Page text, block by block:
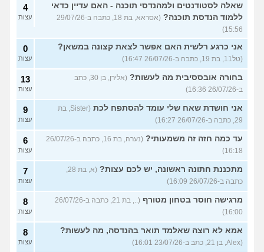
שאלה לסטודנטים ולמהנדסי תוכנה - האם עדיין כדאי
ללמוד הנדסת תוכנה?
(אסראא, בת 18, כתבה ב-29/07/26
15:56)
4
עצות
אני כרגע רלשית האם אפשר לצאת קצונה במשאן?
(טל11, בת 19, כתבה ב-26/07/26 16:47)
0
עצות
בחורה אובססיבית מה לעשות?
(אלירן, בן 30, כתב
ב-26/07/26 16:36)
13
עצות
אני חושדת שאח שלי עומד להסתפח לכת
(Sister, בת
29, כתבה ב-26/07/26 16:27)
9
עצות
עד כמה חזה זה משמעותי?
(נערה, בת 16, כתבה ב-26/07/26
16:18)
6
עצות
מתכננת חתונה ראשונה, יש לכם עצות?
(א, בת 28,
כתבה ב-26/07/26 16:09)
7
עצות
מרגישה חוסר בטחון מטורף
(.., בת 21, כתבה ב-26/07/26
16:00)
8
עצות
אמא לא רוצה שאלמד תואר בהנדסה, מה לעשות?
(Alex, בן 21, כתב ב-23/07/26 16:01)
8
עצות